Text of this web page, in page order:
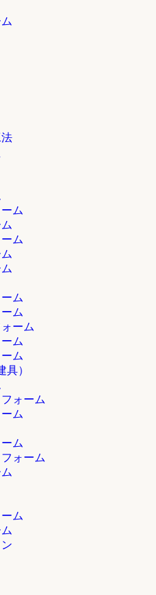
ム
ム
ム
ム
ーム
ム
ム
具）
ォーム
ム
ム
ォーム
ム